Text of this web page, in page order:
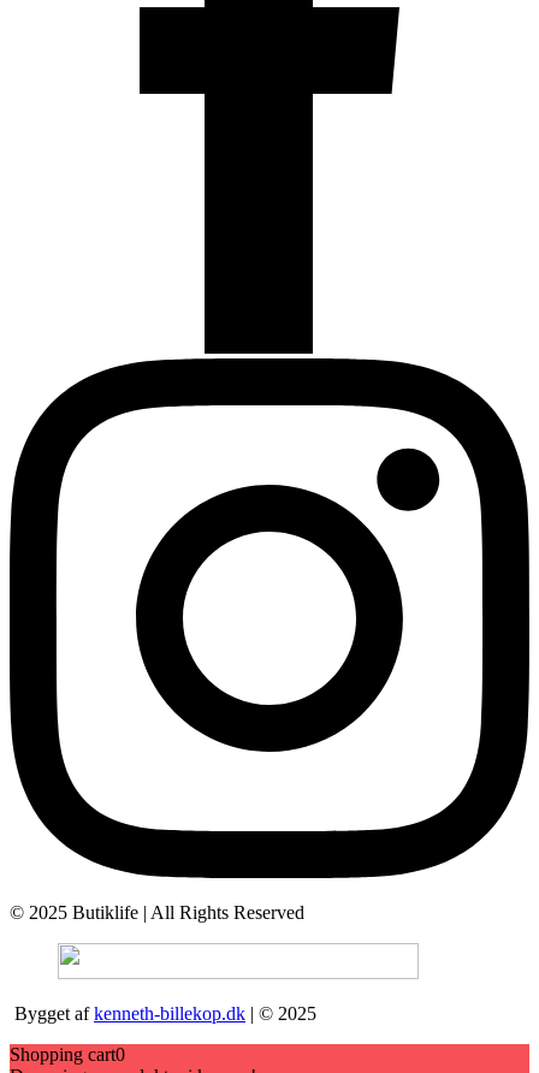
© 2025 Butiklife | All Rights Reserved
Bygget afkenneth-billekop.dk | © 2025
Shopping cart0